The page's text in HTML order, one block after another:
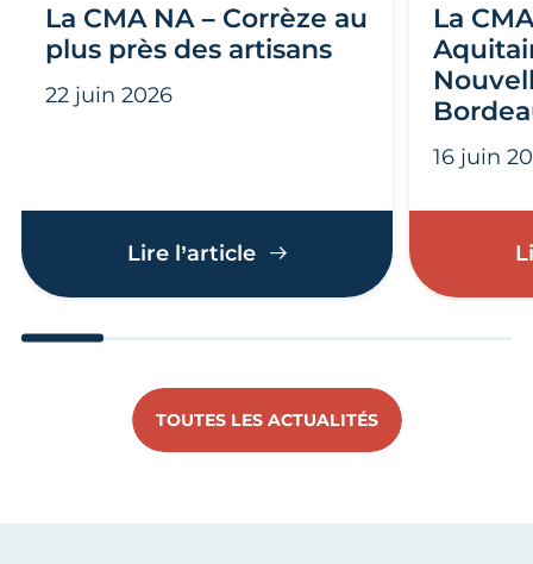
La CMA NA – Corrèze au
plus près des artisans
22 juin 2026
Lire l’articleLa CMA NA – Corrèze
La
16 juin
TOUTES LES ACTUALITÉS